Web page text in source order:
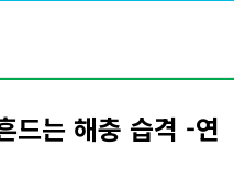
는 해충 습격 -연